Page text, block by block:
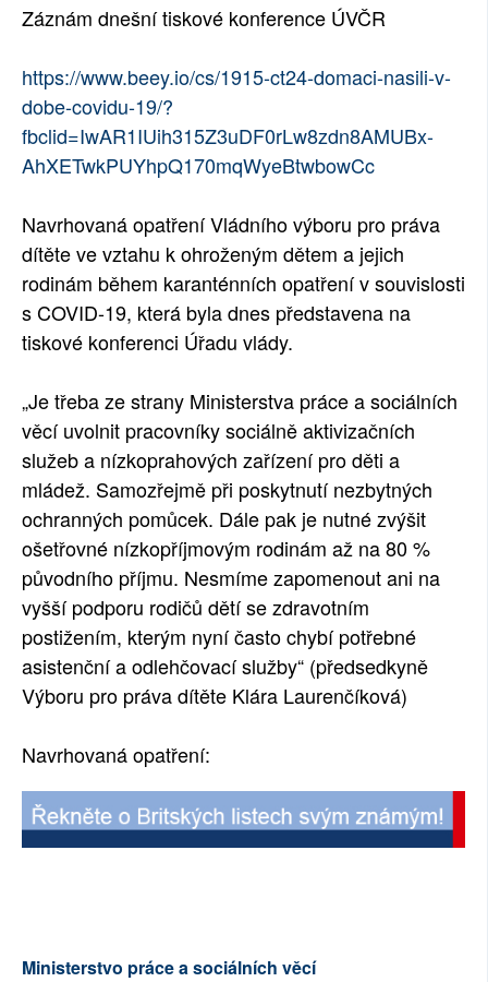
SOCIÁLNÍ SÍTĚ
RUBRIKY
PLNÁ VERZE STRÁNEK
Záznám dnešní tiskové konference ÚVČR
https://www.beey.io/cs/1915-ct24-domaci-nasili-v-
dobe-covidu-19/?
fbclid=IwAR1IUih315Z3uDF0rLw8zdn8AMUBx-
AhXETwkPUYhpQ170mqWyeBtwbowCc
Navrhovaná opatření Vládního výboru pro práva
dítěte ve vztahu k ohroženým dětem a jejich
rodinám během karanténních opatření v souvislosti
s COVID-19, která byla dnes představena na
tiskové konferenci Úřadu vlády.
„Je třeba ze strany Ministerstva práce a sociálních
věcí uvolnit pracovníky sociálně aktivizačních
služeb a nízkoprahových zařízení pro děti a
mládež. Samozřejmě při poskytnutí nezbytných
ochranných pomůcek. Dále pak je nutné zvýšit
ošetřovné nízkopříjmovým rodinám až na 80 %
původního příjmu. Nesmíme zapomenout ani na
vyšší podporu rodičů dětí se zdravotním
postižením, kterým nyní často chybí potřebné
asistenční a odlehčovací služby“ (předsedkyně
Výboru pro práva dítěte Klára Laurenčíková)
Navrhovaná opatření:
Ministerstvo práce a sociálních věcí